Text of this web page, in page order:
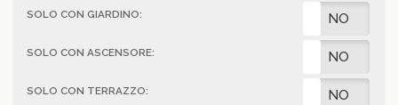
SOLO CON GIARDINO: NO
SOLO CON ASCENSORE: NO
SOLO CON TERRAZZO: NO